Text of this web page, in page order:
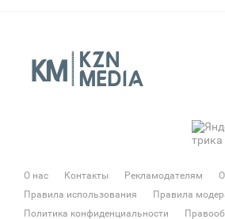
О нас Контакты Рекламодателям
Правила использования
Правила
Политика конфиденциальности